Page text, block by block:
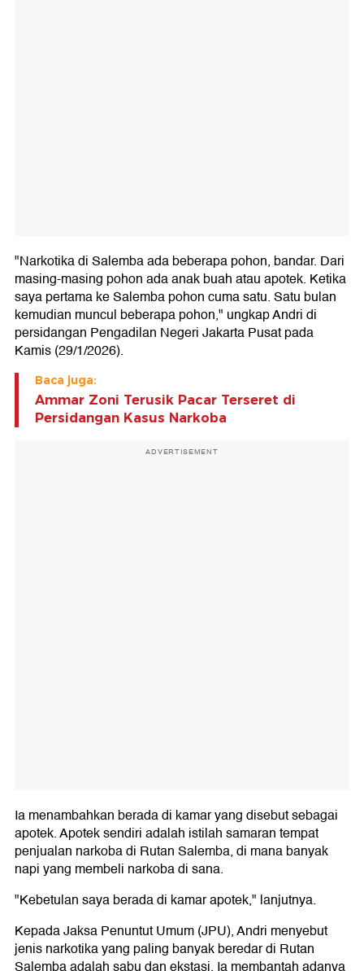
"Narkotika di Salemba ada beberapa pohon, bandar. Dari
masing-masing pohon ada anak buah atau apotek. Ketika
saya pertama ke Salemba pohon cuma satu. Satu bulan
kemudian muncul beberapa pohon," ungkap Andri di
persidangan Pengadilan Negeri Jakarta Pusat pada
Kamis (29/1/2026).
Baca juga:
Ammar Zoni Terusik Pacar Terseret di
Persidangan Kasus Narkoba
ADVERTISEMENT
Ia menambahkan berada di kamar yang disebut sebagai
apotek. Apotek sendiri adalah istilah samaran tempat
penjualan narkoba di Rutan Salemba, di mana banyak
napi yang membeli narkoba di sana.
"Kebetulan saya berada di kamar apotek," lanjutnya.
Kepada Jaksa Penuntut Umum (JPU), Andri menyebut
jenis narkotika yang paling banyak beredar di Rutan